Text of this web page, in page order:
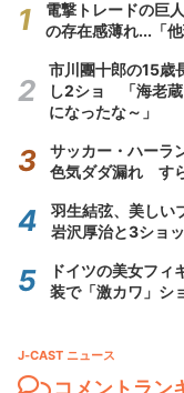
電撃トレードの巨
の存在感薄れ...「
市川團十郎の15歳
し2ショ 「海老蔵
になったな～」
サッカー・ハーラ
色気ダダ漏れ す
羽生結弦、美しい
岩沢厚治と3ショ
ドイツの美女フ
装で「激カワ」シ
J-CAST ニュース
コメントラン